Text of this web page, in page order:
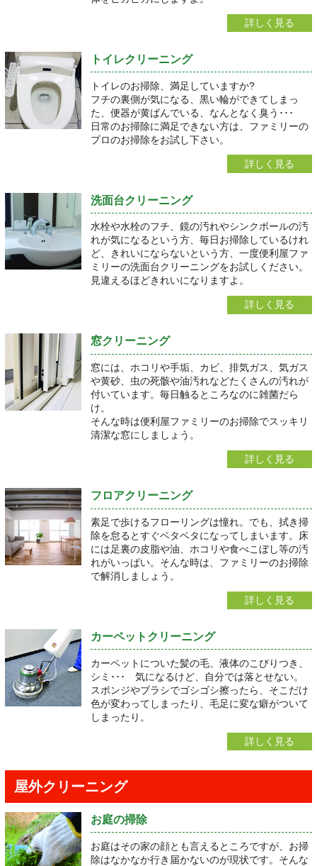
詳しく見る
トイレクリーニング
トイレのお掃除、満足していますか?
フチの裏側が気になる、黒い輪ができてしまっ
た、便器が黄ばんでいる、なんとなく臭う･･･
日常のお掃除に満足できない方は、ファミリーの
プロのお掃除をお試し下さい。
詳しく見る
洗面台クリーニング
水栓や水栓のフチ、鏡の汚れやシンクボールの汚
れが気になるという方、毎日お掃除しているけれ
ど、きれいにならないという方、一度便利屋ファ
ミリーの洗面台クリーニングをお試しください。
見違えるほどきれいになりますよ。
詳しく見る
窓クリーニング
窓には、ホコリや手垢、カビ、排気ガス、気ガス
や黄砂、虫の死骸や油汚れなどたくさんの汚れが
付いています。毎日触るところなのに雑菌だら
け。
そんな時は便利屋ファミリーのお掃除でスッキリ
清潔な窓にしましょう。
詳しく見る
フロアクリーニング
素足で歩けるフローリングは憧れ。でも、拭き掃
除を怠るとすぐベタベタになってしまいます。床
には足裏の皮脂や油、ホコリや食べこぼし等の汚
れがいっぱい。そんな時は、ファミリーのお掃除
で解消しましょう。
詳しく見る
カーペットクリーニング
カーペットについた髪の毛、液体のこびりつき、
シミ･･･ 気になるけど、自分では落とせない。
スポンジやブラシでゴシゴシ擦ったら、そこだけ
色が変わってしまったり、毛足に変な癖がついて
しまったり。
詳しく見る
屋外クリーニング
お庭の掃除
お庭はその家の顔とも言えるところですが、お掃
除はなかなか行き届かないのが現状です。そんな